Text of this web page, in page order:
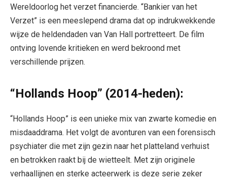
Wereldoorlog het verzet financierde. “Bankier van het
Verzet” is een meeslepend drama dat op indrukwekkende
wijze de heldendaden van Van Hall portretteert. De film
ontving lovende kritieken en werd bekroond met
verschillende prijzen.
“Hollands Hoop” (2014-heden):
“Hollands Hoop” is een unieke mix van zwarte komedie en
misdaaddrama. Het volgt de avonturen van een forensisch
psychiater die met zijn gezin naar het platteland verhuist
en betrokken raakt bij de wietteelt. Met zijn originele
verhaallijnen en sterke acteerwerk is deze serie zeker